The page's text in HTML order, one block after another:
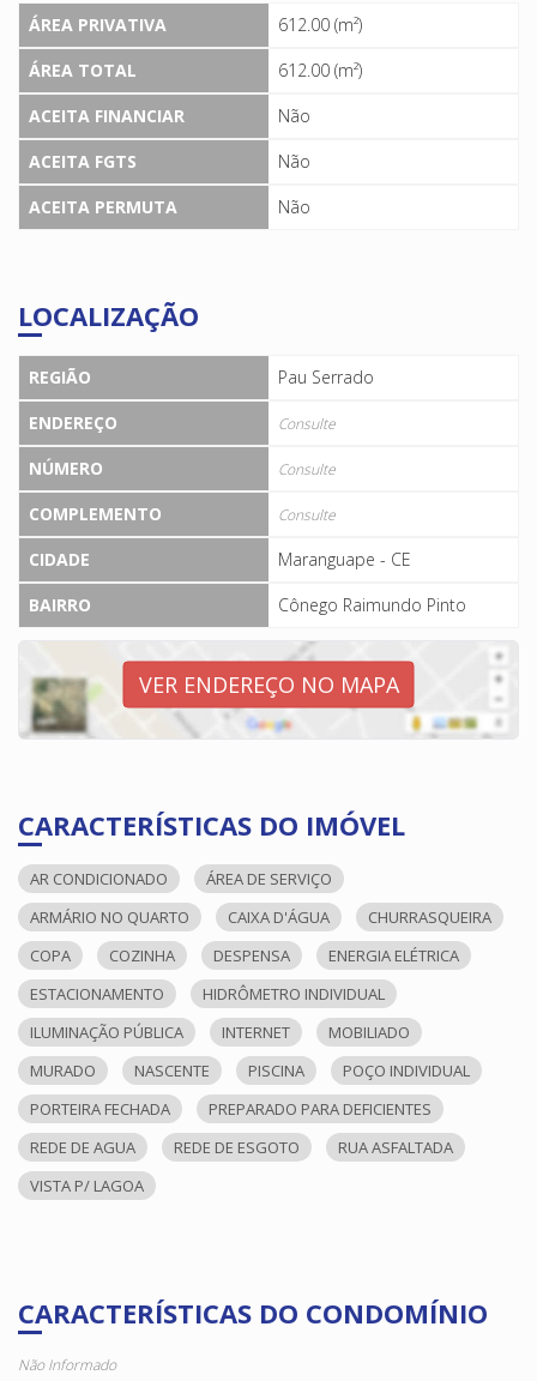
ÁREA PRIVATIVA
612.00 (m²)
ÁREA TOTAL
612.00 (m²)
ACEITA FINANCIAR
Não
ACEITA FGTS
Não
ACEITA PERMUTA
Não
LOCALIZAÇÃO
REGIÃO
Pau Serrado
ENDEREÇO
Consulte
NÚMERO Consulte
COMPLEMENTO Consulte
CIDADE
Maranguape - CE
BAIRRO
Cônego Raimundo Pinto
VER ENDEREÇO NO MAPA
CARACTERÍSTICAS DO IMÓVEL
AR CONDICIONADO
ÁREA DE SERVIÇO
ARMÁRIO NO QUARTO
CAIXA D'ÁGUA
CHURRASQUEIRA
COPA
COZINHA DESPENSA
ENERGIA ELÉTRICA
ESTACIONAMENTO
HIDRÔMETRO INDIVIDUAL
ILUMINAÇÃO PÚBLICA
INTERNET
MOBILIADO
MURADO
NASCENTE PISCINA
POÇO INDIVIDUAL
PORTEIRA FECHADA
PREPARADO PARA DEFICIENTES
REDE DE AGUA
REDE DE ESGOTO
RUA ASFALTADA
VISTA P/ LAGOA
CARACTERÍSTICAS DO CONDOMÍNIO
Não Informado